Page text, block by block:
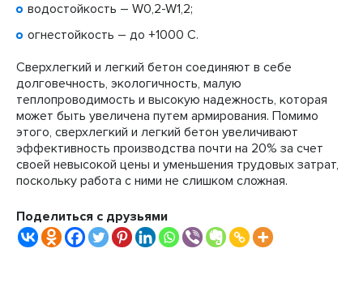
водостойкость – W0,2-W1,2;
огнестойкость – до +1000 С.
Сверхлегкий и легкий бетон соединяют в себе
долговечность, экологичность, малую
теплопроводимость и высокую надежность, которая
может быть увеличена путем армирования. Помимо
этого, сверхлегкий и легкий бетон увеличивают
эффективность производства почти на 20% за счет
своей невысокой цены и уменьшения трудовых затрат,
поскольку работа с ними не слишком сложная.
Поделиться с друзьями